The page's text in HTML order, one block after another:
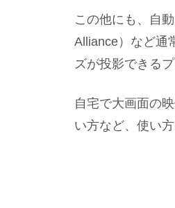
この他にも、自
Alliance）など通
ズが投影できる
自宅で大画面の
い方など、使い